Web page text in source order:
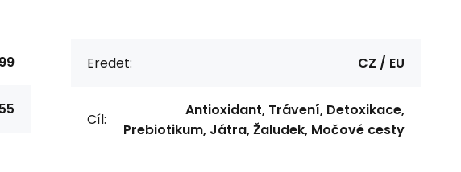
Eredet: CZ / EU
Cíl:
Antioxidant, Trávení, Detoxikace,
Prebiotikum, Játra, Žaludek, Močové cesty